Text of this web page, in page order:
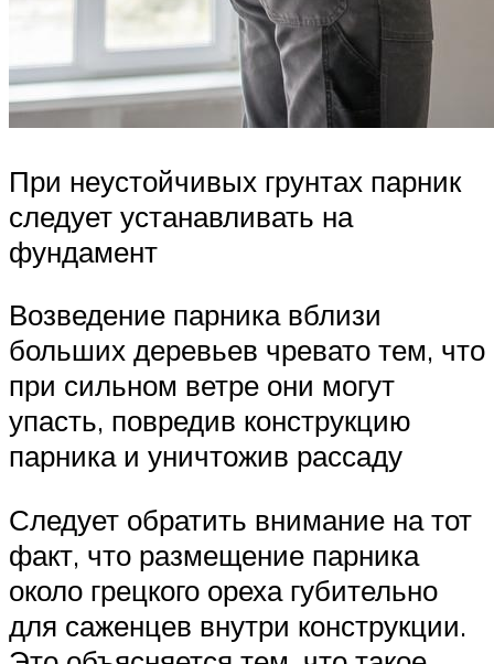
При неустойчивых грунтах парник
следует устанавливать на
фундамент
Возведение парника вблизи
больших деревьев чревато тем, что
при сильном ветре они могут
упасть, повредив конструкцию
парника и уничтожив рассаду
Следует обратить внимание на тот
факт, что размещение парника
около грецкого ореха губительно
для саженцев внутри конструкции.